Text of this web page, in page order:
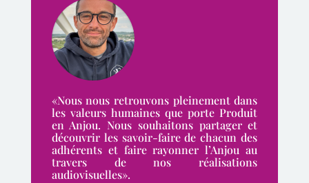
«Nous nous retrouvons pleinement dans
les valeurs humaines que porte Produit
en Anjou. Nous souhaitons partager et
découvrir les savoir-faire de chacun des
adhérents et faire rayonner l’Anjou au
travers de nos réalisations
audiovisuelles».